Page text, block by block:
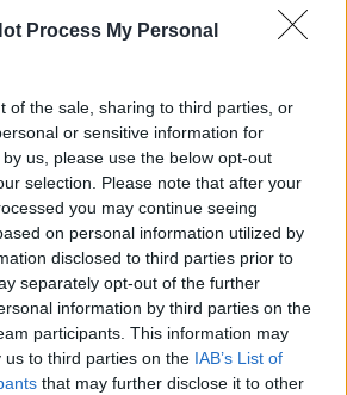
Process My Personal
of the sale, sharing to third parties, or
or sensitive information for
us, please use the below opt-out
selection. Please note that after your
you may continue seeing
on personal information utilized by
disclosed to third parties prior to
separately opt-out of the further
information by third parties on the
participants. This information may
us to third parties on the IAB’s List of
that may further disclose it to other
4 тор​
птица​
2
пеликана
6 тор​
27:30​ 22:00​